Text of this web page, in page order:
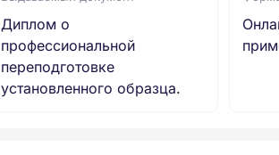
Диплом о
профессиональной
переподготовке
установленного образца.